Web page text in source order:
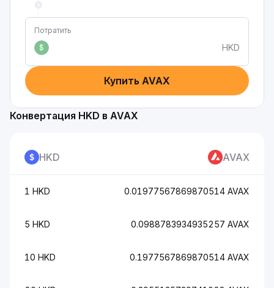
Потратить
$
HKD
Купить AVAX
Конвертация HKD в AVAX
HKD AVAX
1 HKD 0.01977567869870514 AVAX
5 HKD 0.0988783934935257 AVAX
10 HKD 0.1977567869870514 AVAX